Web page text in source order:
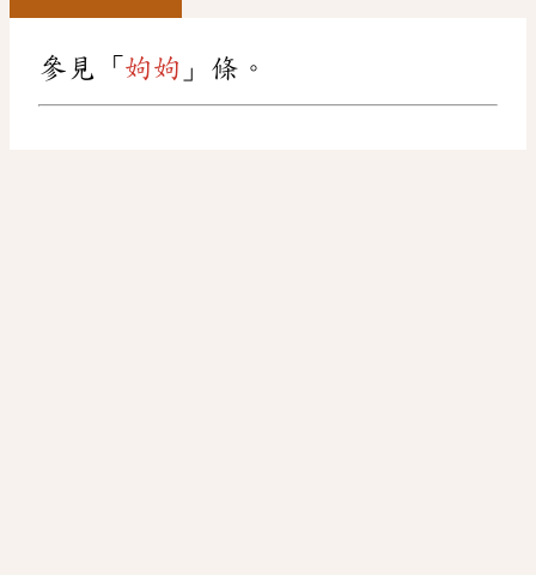
參見「 姁姁 」條。